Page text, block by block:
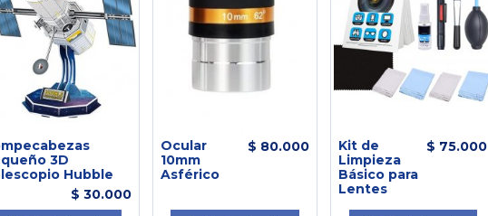
3D
Hubble
$ 30.000
Ocular
10mm
Asférico
$ 80.000
Kit de
Limpieza
Básico para
Lentes
$ 75.000